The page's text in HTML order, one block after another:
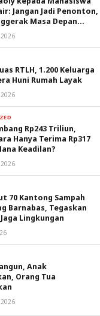
Jangan Jadi Penonton,
Masa Depan
Maluku Utara
RTLH, 1.200 Keluarga
Huni Rumah Layak
Rp243 Triliun,
Hanya Terima Rp317
Keadilan?
70 Kantong Sampah
Barnabas, Tegaskan
Lingkungan
Anak
Orang Tua